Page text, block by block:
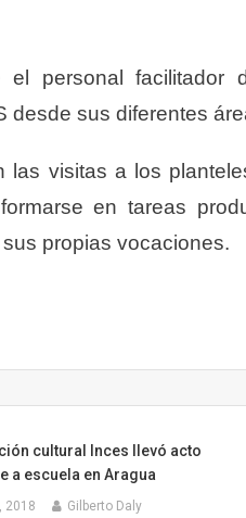
personal facilitador
desde sus diferentes
visitas a los
en tareas
propias vocaciones.
cultural Inces llevó acto
a escuela en Aragua
2018 Gilberto Daly